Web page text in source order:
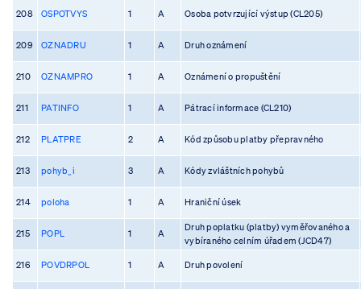
208 OSPOTVYS 1 A Osoba potvrzující výstup (CL205)
209 OZNADRU 1 A Druh oznámení
210 OZNAMPRO 1 A Oznámení o propuštění
211 PATINFO 1 A Pátrací informace (CL210)
212 PLATPRE 2 A Kód způsobu platby přepravného
213 pohyb_i 3 A Kódy zvláštních pohybů
214 poloha 1 A Hraniční úsek
215 POPL 1 A
Druh poplatku (platby) vyměřovaného a
vybíraného celním úřadem (JCD47)
216 POVDRPOL 1 A Druh povolení